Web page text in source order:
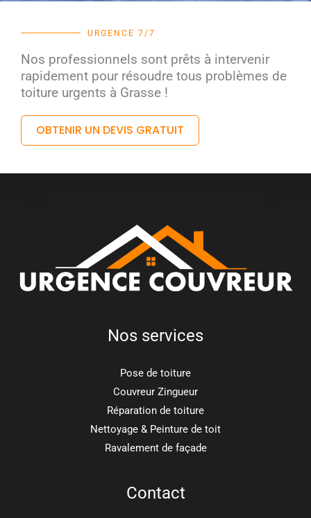
URGENCE 7/7
Nos professionnels sont prêts à intervenir
rapidement pour résoudre tous problèmes de
toiture urgents à Grasse !
OBTENIR UN DEVIS GRATUIT
Nos services
Pose de toiture
Couvreur Zingueur
Réparation de toiture
Nettoyage & Peinture de toit
Ravalement de façade
Contact